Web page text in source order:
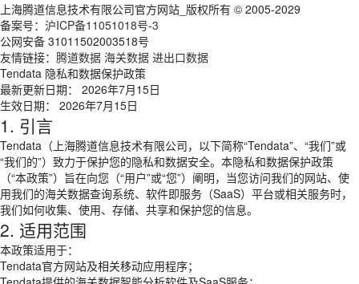
上海腾道信息技术有限公司官方网站_版权所有 © 2005-2029
备案号： 沪ICP备11051018号-3
公网安备 31011502003518号
友情链接： 腾道数据 海关数据 进出口数据
Tendata 隐私和数据保护政策
最新更新日期： 2026年7月15日
生效日期： 2026年7月15日
1. 引言
Tendata（上海腾道信息技术有限公司，以下简称“Tendata”、“我们”或
“我们的”）致力于保护您的隐私和数据安全。本隐私和数据保护政策
（“本政策”）旨在向您（“用户”或“您”）阐明，当您访问我们的网站、使
用我们的海关数据查询系统、软件即服务（SaaS）平台或相关服务时，
我们如何收集、使用、存储、共享和保护您的信息。
2. 适用范围
本政策适用于：
Tendata官方网站及相关移动应用程序；